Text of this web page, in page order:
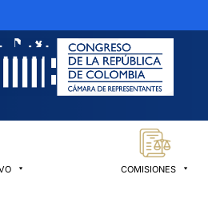
COMISIONES